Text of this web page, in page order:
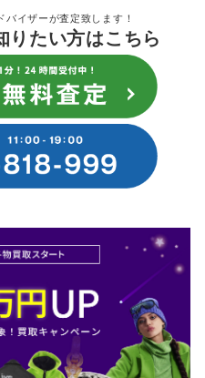
イザーが査定致します！
りたい方はこちら